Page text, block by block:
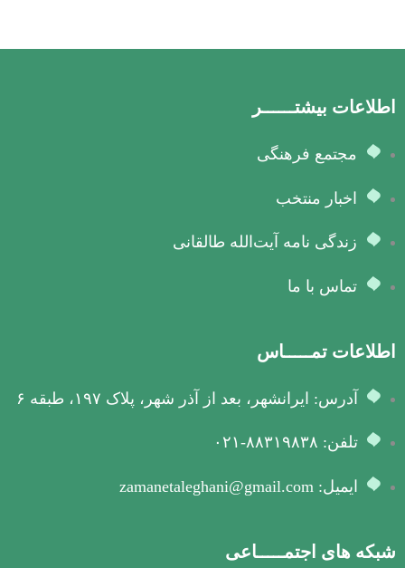
اطلاعات بیشتــــــر
مجتمع فرهنگی
اخبار منتخب
زندگی نامه آیت‌الله طالقانی
تماس با ما
اطلاعات تمـــــاس
آدرس: ایرانشهر، بعد از آذر شهر، پلاک ۱۹۷، طبقه ۶
تلفن: ۸۸۳۱۹۸۳۸-۰۲۱
ایمیل: zamanetaleghani@gmail.com
شبکه های اجتمـــــاعی